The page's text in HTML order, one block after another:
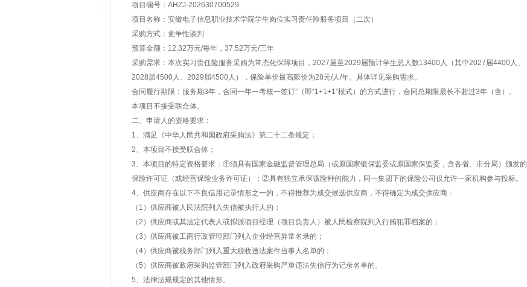
项目编号：AHZJ-202630700529
项目名称：安徽电子信息职业技术学院学生岗位实习责任险服务项目（二次）
采购方式：竞争性谈判
预算金额：12.32万元/每年，37.52万元/三年
采购需求：本次实习责任险服务采购为常态化保障项目，2027届至2029届预计学生总人数13400人（其中2027届4400人、
2028届4500人、2029届4500人），保险单价最高限价为28元/人/年。具体详见采购需求。
合同履行期限：服务期3年，合同一年一考核一签订”（即“1+1+1”模式）的方式进行，合同总期限最长不超过3年（含）。
本项目不接受联合体。
二、申请人的资格要求：
1、满足《中华人民共和国政府采购法》第二十二条规定；
2、本项目不接受联合体；
3、本项目的特定资格要求：①须具有国家金融监督管理总局（或原国家银保监委或原国家保监委，含各省、市分局）颁发的
保险许可证（或经营保险业务许可证）；②具有独立承保该险种的能力，同一集团下的保险公司仅允许一家机构参与投标。
4、供应商存在以下不良信用记录情形之一的，不得推荐为成交候选供应商，不得确定为成交供应商：
（1）供应商被人民法院列入失信被执行人的；
（2）供应商或其法定代表人或拟派项目经理（项目负责人）被人民检察院列入行贿犯罪档案的；
（3）供应商被工商行政管理部门列入企业经营异常名录的；
（4）供应商被税务部门列入重大税收违法案件当事人名单的；
（5）供应商被政府采购监管部门列入政府采购严重违法失信行为记录名单的。
5、法律法规规定的其他情形。